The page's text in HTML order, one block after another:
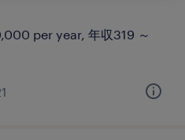
per year, 年収319 ～